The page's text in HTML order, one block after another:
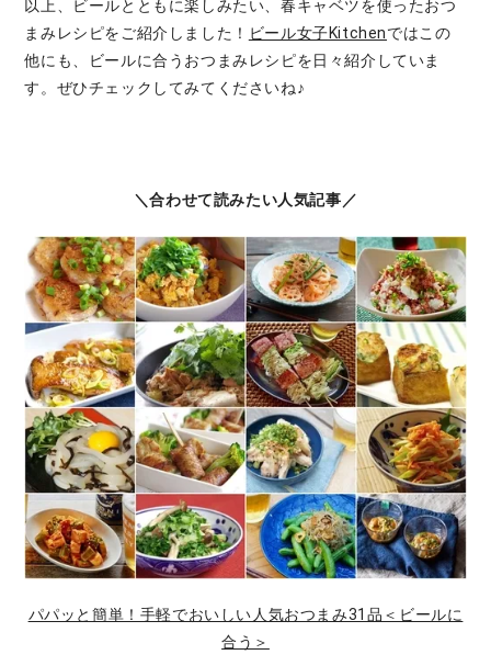
以上、ビールとともに楽しみたい、春キャベツを使ったおつ
まみレシピをご紹介しました！ ビール女子Kitchenではこの
他にも、ビールに合うおつまみレシピを日々紹介していま
す。ぜひチェックしてみてくださいね♪
＼合わせて読みたい人気記事／
パパッと簡単！手軽でおいしい人気おつまみ31品＜ビールに
合う＞